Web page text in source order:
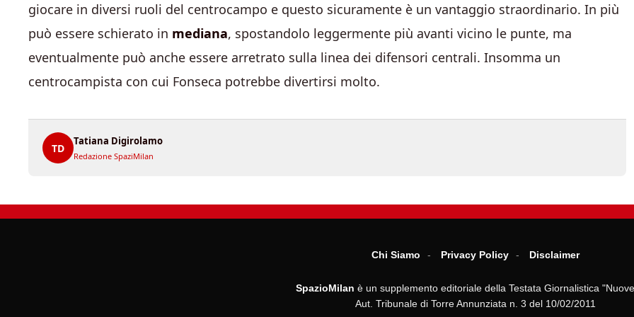
giocare in diversi ruoli del centrocampo e questo sicuramente è un vantaggio straordinario. In più
può essere schierato in mediana, spostandolo leggermente più avanti vicino le punte, ma
eventualmente può anche essere arretrato sulla linea dei difensori centrali. Insomma un
centrocampista con cui Fonseca potrebbe divertirsi molto.
TD
Tatiana Digirolamo
Redazione SpaziMilan
Chi Siamo Privacy Policy Disclaimer
SpazioMilan è un supplemento editoriale della Testata Giornalistica
Aut. Tribunale di Torre Annunziata n. 3 del 10/02/2011